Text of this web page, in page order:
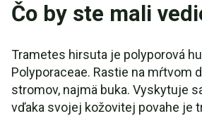
Synonymá
Trametes hirsuta Video
Čo by ste mali
Trametes hirsuta je polyporová
Polyporaceae. Rastie na mŕtvom
stromov, najmä buka. Vyskytuje
vďaka svojej kožovitej povahe je